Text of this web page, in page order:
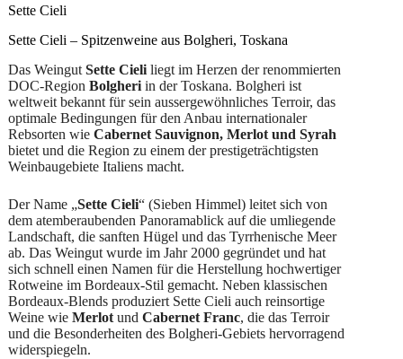
Sette Cieli
Sette Cieli – Spitzenweine aus Bolgheri, Toskana
Das Weingut Sette Cieliliegt im Herzen der renommierten
DOC-Region Bolgheriin der Toskana. Bolgheri ist
weltweit bekannt für sein aussergewöhnliches Terroir, das
optimale Bedingungen für den Anbau internationaler
Rebsorten wie Cabernet Sauvignon, Merlot und Syrah
bietet und die Region zu einem der prestigeträchtigsten
Weinbaugebiete Italiens macht.
Der Name „Sette Cieli“ (Sieben Himmel) leitet sich von
dem atemberaubenden Panoramablick auf die umliegende
Landschaft, die sanften Hügel und das Tyrrhenische Meer
ab. Das Weingut wurde im Jahr 2000 gegründet und hat
sich schnell einen Namen für die Herstellung hochwertiger
Rotweine im Bordeaux-Stil gemacht. Neben klassischen
Bordeaux-Blends produziert Sette Cieli auch reinsortige
Weine wie Merlotund Cabernet Franc, die das Terroir
und die Besonderheiten des Bolgheri-Gebiets hervorragend
widerspiegeln.